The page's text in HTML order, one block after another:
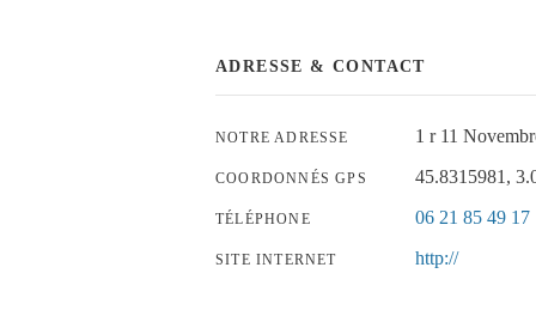
ADRESSE & CONTACT
NOTRE ADRESSE 1 r 11
COORDONNÉS GPS 45.8315981,
TÉLÉPHONE 06 21 85 49 17
SITE INTERNET http://